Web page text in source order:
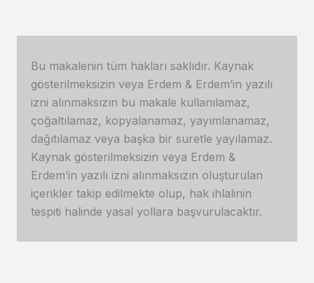
Bu makalenin tüm hakları saklıdır. Kaynak
gösterilmeksizin veya Erdem & Erdem’in yazılı
izni alınmaksızın bu makale kullanılamaz,
çoğaltılamaz, kopyalanamaz, yayımlanamaz,
dağıtılamaz veya başka bir suretle yayılamaz.
Kaynak gösterilmeksizin veya Erdem &
Erdem’in yazılı izni alınmaksızın oluşturulan
içerikler takip edilmekte olup, hak ihlalinin
tespiti halinde yasal yollara başvurulacaktır.